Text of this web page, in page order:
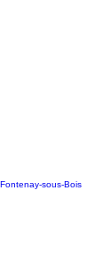
Fontenay-sous-Bois